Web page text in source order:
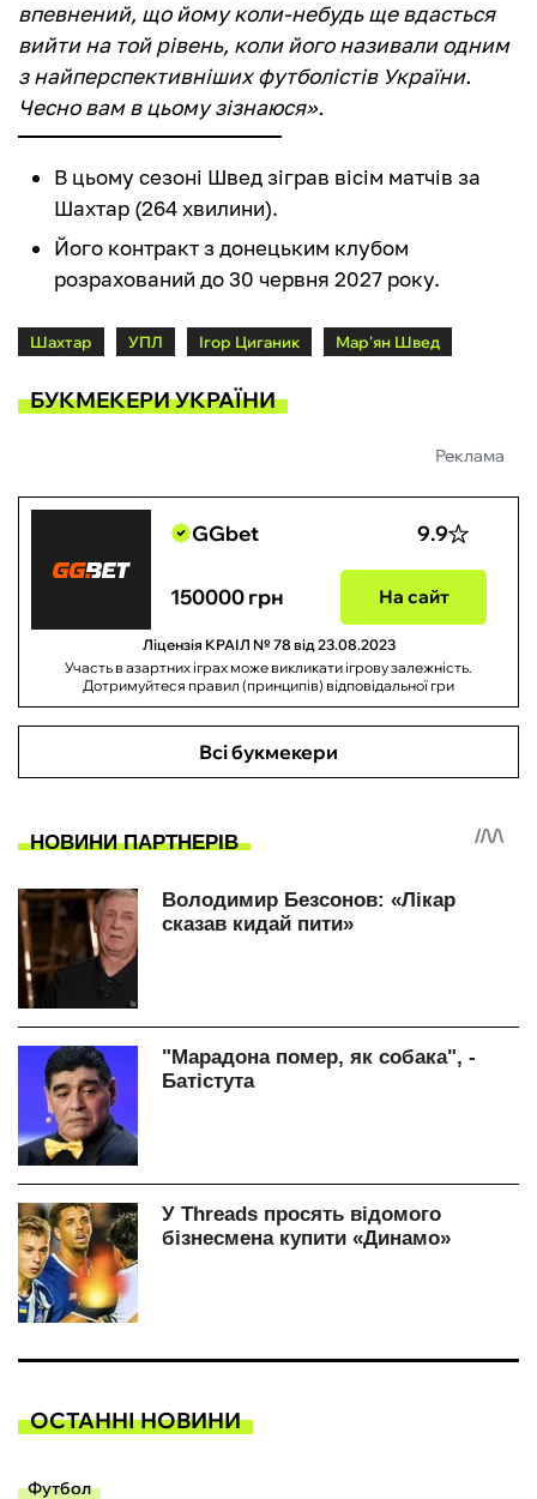
впевнений, що йому коли-небудь ще вдасться
вийти на той рівень, коли його називали одним
з найперспективніших футболістів України.
Чесно вам в цьому зізнаюся».
В цьому сезоні Швед зіграв вісім матчів за
Шахтар (264 хвилини).
Його контракт з донецьким клубом
розрахований до 30 червня 2027 року.
Шахтар УПЛ Ігор Циганик Мар'ян Швед
БУКМЕКЕРИ УКРАЇНИ
Реклама
GGbet 9.9
150000 грн На сайт
Ліцензія КРАІЛ № 78 від 23.08.2023
Участь в азартних іграх може викликати ігрову залежність.
Дотримуйтеся правил (принципів) відповідальної гри
Всі букмекери
ОСТАННІ НОВИНИ
Футбол